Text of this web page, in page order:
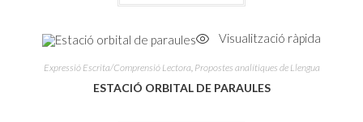
Visualització ràpida
Expressió Escrita/Comprensió Lectora Propostes analítiques de Llengua
ESTACIÓ ORBITAL DE PARAULES